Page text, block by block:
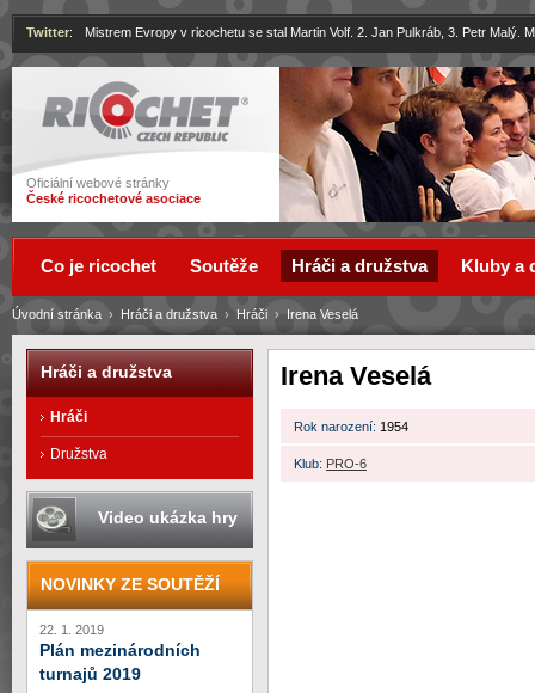
Ricochet
Oficiální webové stránky
České ricochetové asociace
Twitter: Mistrem Evropy v ricochetu se stal Martin Volf. 2. Jan Pulkráb, 3. Petr Malý.
Irena Veselá
Rok narození: 1954
Klub: PRO-6
Úvodní stránka › Hráči a družstva › Hráči › Irena Veselá
Co je ricochet Soutěže Hráči a družstva Kluby a
Hráči a družstva
Hráči
Družstva
Video ukázka hry
NOVINKY ZE SOUTĚŽÍ
22. 1. 2019
Plán mezinárodních
turnajů 2019